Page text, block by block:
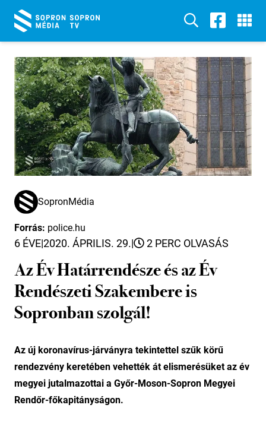
SopronMédia
Forrás: police.hu
6 ÉVE|2020. ÁPRILIS. 29.| 2 PERC OLVASÁS
Az Év Határrendésze és az Év
Rendészeti Szakembere is
Sopronban szolgál!
Az új koronavírus-járványra tekintettel szűk körű
rendezvény keretében vehették át elismerésüket az év
megyei jutalmazottai a Győr-Moson-Sopron Megyei
Rendőr-főkapitányságon.